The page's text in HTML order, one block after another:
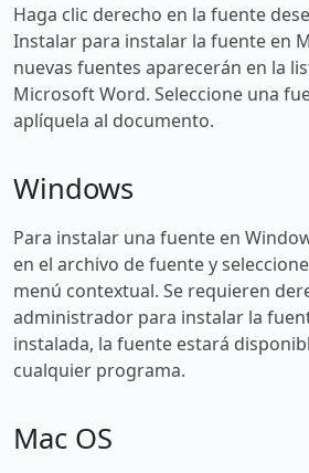
Haga clic derecho en la fuente
Instalar para instalar la fuente en
nuevas fuentes aparecerán en la
Microsoft Word. Seleccione una
aplíquela al documento.
Windows
Para instalar una fuente en
en el archivo de fuente y
menú contextual. Se requieren
administrador para instalar la
instalada, la fuente estará
cualquier programa.
Mac OS